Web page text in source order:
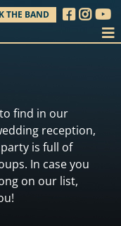
THE BAND
find in our
reception,
is full of
In case you
on our list,